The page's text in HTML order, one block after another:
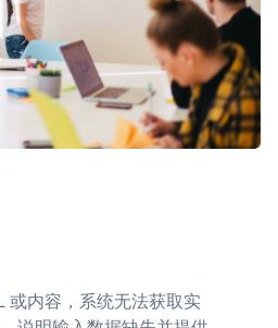
或内容，系统无法获取实